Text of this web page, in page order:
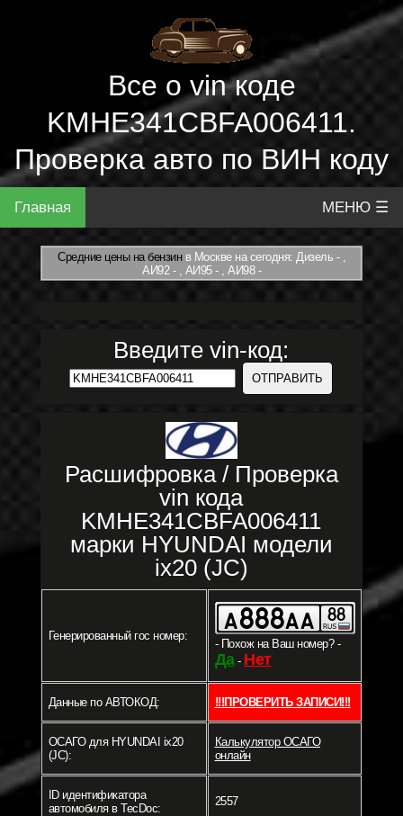
Все о vin коде
KMHE341CBFA006411.
Проверка авто по ВИН коду
Главная МЕНЮ ☰
Средние цены на бензинв Москве на сегодня: Дизель - ,
АИ92 - , АИ95 - , АИ98 -
Введите vin-код:
Расшифровка / Проверка
vin кода
KMHE341CBFA006411
марки HYUNDAI модели
ix20 (JC)
Генерированный гос номер:
- Похож на Ваш номер? -
Да- Нет
Данные по АВТОКОД: !!!ПРОВЕРИТЬ ЗАПИСИ!!!
ОСАГО для HYUNDAI ix20
(JC):
Калькулятор ОСАГО
онлайн
ID идентификатора
автомобиля в TecDoc:
2557